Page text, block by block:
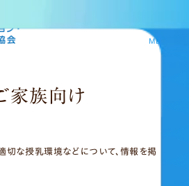
MENU
家族向け
切な授乳環境などについて、情報を掲